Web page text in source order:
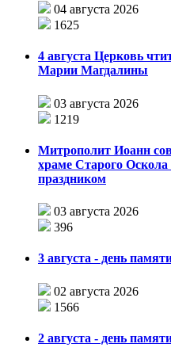
04 августа 2026
1625
4 августа Церковь
Марии Магдалины
03 августа 2026
1219
Митрополит Иоанн
храме Старого Оскола
праздником
03 августа 2026
396
3 августа - день
02 августа 2026
1566
2 августа - день